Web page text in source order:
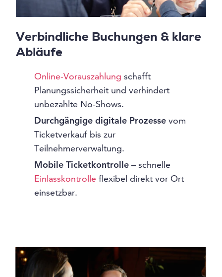
Verbindliche Buchungen & klare
Abläufe
Online-Vorauszahlung schafft
Planungssicherheit und verhindert
unbezahlte No-Shows.
Durchgängige digitale Prozesse vom
Ticketverkauf bis zur
Teilnehmerverwaltung.
Mobile Ticketkontrolle – schnelle
Einlasskontrolle flexibel direkt vor Ort
einsetzbar.